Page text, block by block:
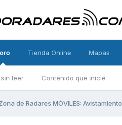
leer Contenido que inicié
Tienda Online Mapas
de Radares MÓVILES: